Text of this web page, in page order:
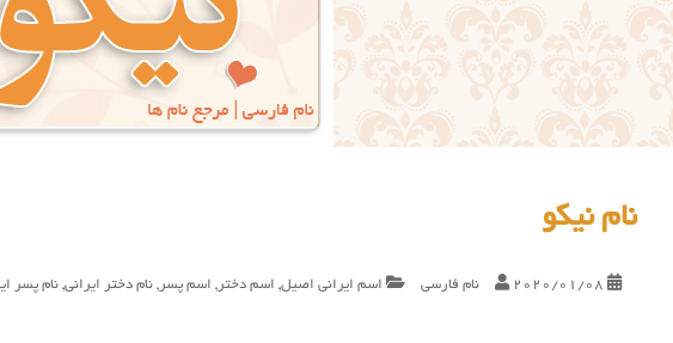
نام نیکو
2020/01/08 نام فارسی اسم ایرانی اصیل, اسم دختر , اسم پسر , نام دختر ایرانی, نام پسر